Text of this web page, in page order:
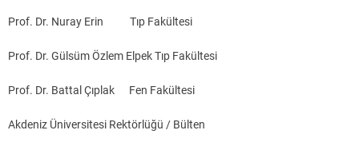
Prof. Dr. Nuray Erin Tıp Fakültesi
Prof. Dr. Gülsüm Özlem Elpek Tıp Fakültesi
Prof. Dr. Battal Çıplak Fen Fakültesi
Akdeniz Üniversitesi Rektörlüğü / Bülten